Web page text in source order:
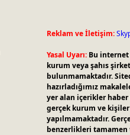
Reklam ve İletişim:
Yasal Uyarı: Bu
kurum veya şahıs
bulunmamaktadır.
hazırladığımız
yer alan içerikler
gerçek kurum ve kişiler
yapılmamaktadır.
benzerlikleri tamamen